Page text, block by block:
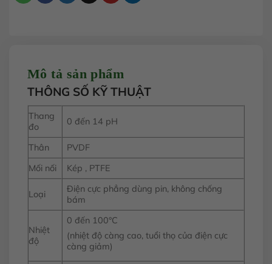
Mô tả sản phẩm
THÔNG SỐ KỸ THUẬT
Thang
đo
0 đến 14 pH
Thân
PVDF
Mối nối
Kép , PTFE
Loại
Điện cực phẳng dùng pin, không chống
bám
Nhiệt
độ
0 đến 100°C
(nhiệt độ càng cao, tuổi thọ của điện cực
càng giảm)